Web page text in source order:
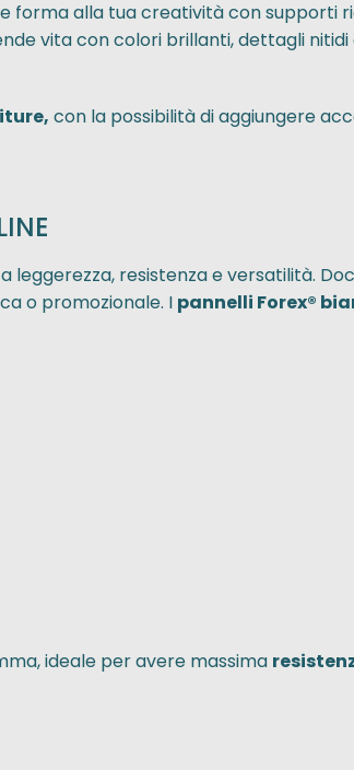
alla tua creatività con supporti
vita con colori brillanti, dettagli nitidi
con la possibilità di aggiungere
leggerezza, resistenza e versatilità.
o promozionale. I pannelli Forex®
ideale per avere massima